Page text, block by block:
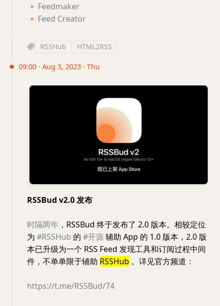
🔸 Feedmaker
🔸 Feed Creator
RSSHub HTML2RSS
09:00 · Aug 3, 2023 · Thu
RSSBud v2.0 发布
时隔两年 ，RSSBud 终于发布了 2.0 版本。相较定位
为 #RSSHub 的 #开源辅助 App 的 1.0 版本，2.0 版
本已升级为一个 RSS Feed 发现工具和订阅过程中间
件，不单单限于辅助 RSSHub 。详见官方频道：
https://t.me/RSSBud/74